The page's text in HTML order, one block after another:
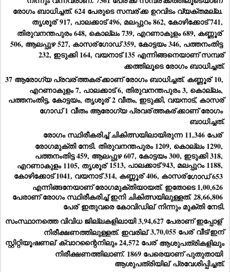
രോഗം ബാധിച്ചത്. 624 പേരുടെ സമ്പര്ക്ക ഉറവിടം വ്യക്തമല്ല.
തൃശൂര് 917, പാലക്കാട് 496, മലപ്പുറം 862, കോഴിക്കോട് 741,
തിരുവനന്തപുരം 648, കൊല്ലം 739, എറണാകുളം 689, കണ്ണൂര്
506, ആലപ്പുഴ 527, കാസര്ഗോഡ് 359, കോട്ടയം 346, പത്തനംതിട്ട
232, ഇടുക്കി 164, വയനാട് 135 എന്നിങ്ങനെയാണ് സമ്പര്
ക്കത്തിലൂടെ രോഗം ബാധിച്ചത്.
37 ആരോഗ്യ പ്രവര്ത്തകര്ക്കാണ് രോഗം ബാധിച്ചത്. കണ്ണൂര് 10,
എറണാകുളം 7, പാലക്കാട് 6, തിരുവനന്തപുരം 3, കൊല്ലം,
പത്തനംതിട്ട, കോട്ടയം, തൃശൂര് 2 വീതം, ഇടുക്കി, വയനാട്, കാസര്
ഗോഡ് 1 വീതം ആരോഗ്യ പ്രവര്ത്തകര്ക്കാണ് രോഗം
ബാധിച്ചത്.
രോഗം സ്ഥിരീകരിച്ച് ചികിത്സയിലായിരുന്ന 11,346 പേര്
രോഗമുക്തി നേടി. തിരുവനന്തപുരം 1209, കൊല്ലം 1290,
പത്തനംതിട്ട 459, ആലപ്പുഴ 607, കോട്ടയം 300, ഇടുക്കി 318,
എറണാകുളം 1105, തൃശൂര് 1513, പാലക്കാട് 943, മലപ്പുറം 1188,
കോഴിക്കോട് 1041, വയനാട് 314, കണ്ണൂര് 406, കാസര്ഗോഡ് 653
എന്നിങ്ങനേയാണ് രോഗമുക്തിയായത്. ഇതോടെ 1,00,626
പേരാണ് രോഗം സ്ഥിരീകരിച്ച് ഇനി ചികിത്സയിലുള്ളത്. 28,66,806
പേര് ഇതുവരെ കോവിഡില് നിന്നും മുക്തി നേടി.
സംസ്ഥാനത്തെ വിവിധ ജില്ലകളിലായി 3,94,627 പേരാണ് ഇപ്പോള്
നിരീക്ഷണത്തിലുള്ളത്. ഇവരില് 3,70,055 പേര് വീട്/ഇന്
സ്റ്റിറ്റിയൂഷണല് ക്വാറന്റൈനിലും 24,572 പേര് ആശുപത്രികളിലും
നിരീക്ഷണത്തിലാണ്. 1869 പേരെയാണ് പുതുതായി
ആശുപത്രിയില് പ്രവേശിപ്പിച്ചത്.